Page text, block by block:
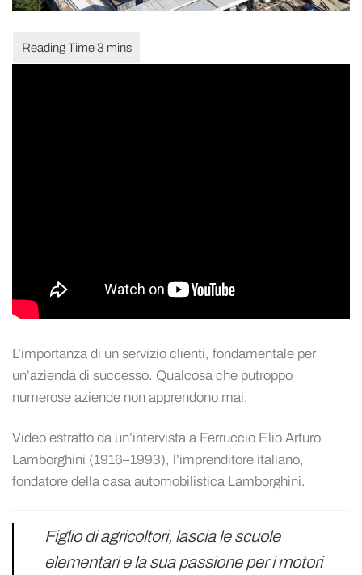
L’importanza di un servizio clienti, fondamentale per
un’azienda di successo. Qualcosa che putroppo
numerose aziende non apprendono mai.
Video estratto da un’intervista a Ferruccio Elio Arturo
Lamborghini (1916–1993), l’imprenditore italiano,
fondatore della casa automobilistica Lamborghini.
Figlio di agricoltori, lascia le scuole
elementari e la sua passione per i motori